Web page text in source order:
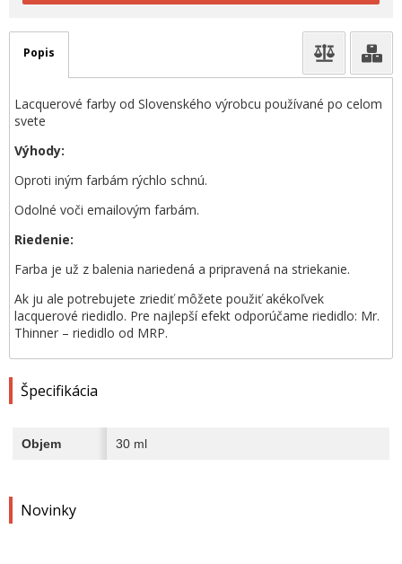
Novinky
Popis
Lacquerové farby od Slovenského výrobcu používané po celom
svete
Výhody:
Oproti iným farbám rýchlo schnú.
Odolné voči emailovým farbám.
Riedenie:
Farba je už z balenia nariedená a pripravená na striekanie.
Ak ju ale potrebujete zriediť môžete použiť akékoľvek
lacquerové riedidlo. Pre najlepší efekt odporúčame riedidlo: Mr.
Thinner – riedidlo od MRP.
Špecifikácia
Objem 30 ml